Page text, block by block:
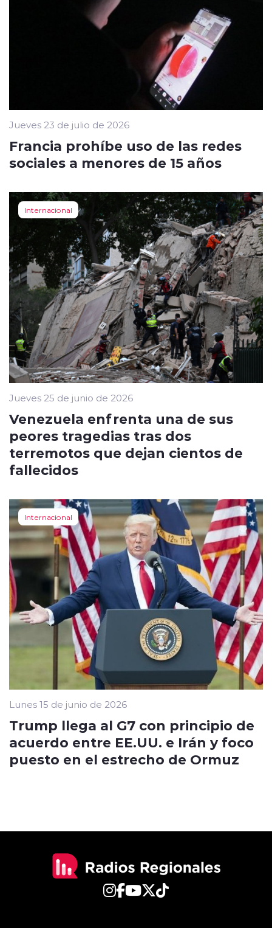
Jueves 23 de julio de 2026
Francia prohíbe uso de las redes
sociales a menores de 15 años
Internacional
Jueves 25 de junio de 2026
Venezuela enfrenta una de sus
peores tragedias tras dos
terremotos que dejan cientos de
fallecidos
Internacional
Lunes 15 de junio de 2026
Trump llega al G7 con principio de
acuerdo entre EE.UU. e Irán y foco
puesto en el estrecho de Ormuz